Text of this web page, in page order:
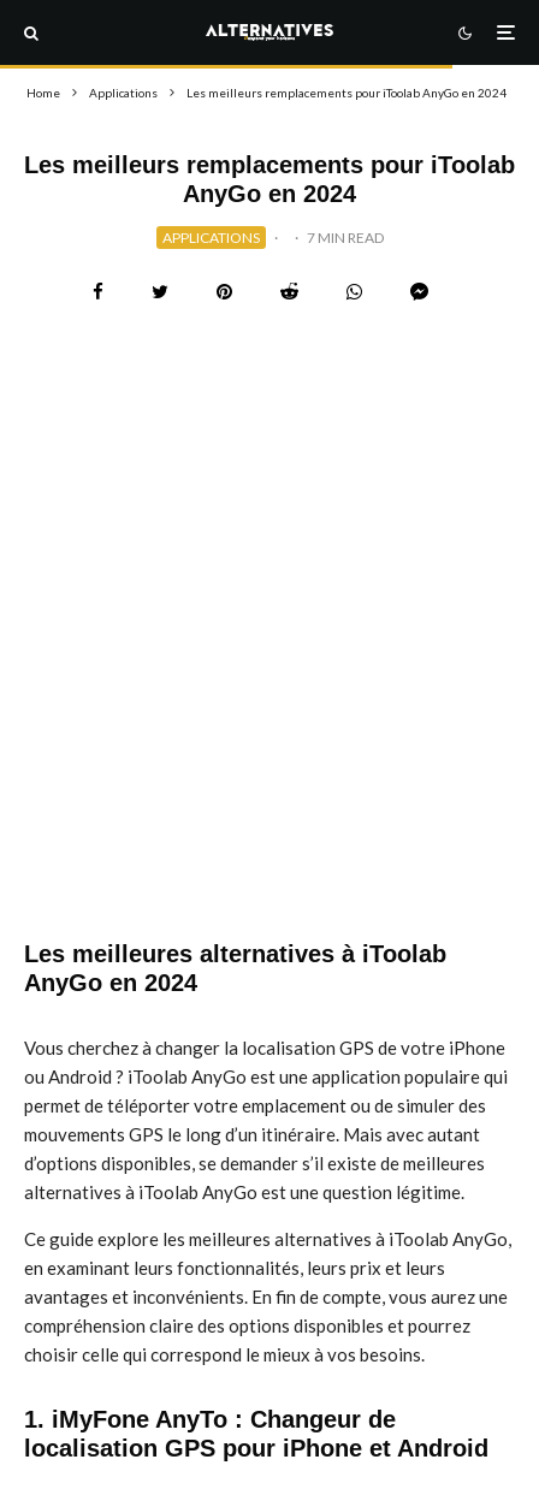
Home Applications Les meilleurs remplacements pour iToolab AnyGo en 2024
Les meilleurs remplacements pour iToolab
AnyGo en 2024
APPLICATIONS · · 7 MIN READ
Les meilleures alternatives à iToolab
AnyGo en 2024
Vous cherchez à changer la localisation GPS de votre iPhone
ou Android ? iToolab AnyGo est une application populaire qui
permet de téléporter votre emplacement ou de simuler des
mouvements GPS le long d’un itinéraire. Mais avec autant
d’options disponibles, se demander s’il existe de meilleures
alternatives à iToolab AnyGo est une question légitime.
Ce guide explore les meilleures alternatives à iToolab AnyGo,
en examinant leurs fonctionnalités, leurs prix et leurs
avantages et inconvénients. En fin de compte, vous aurez une
compréhension claire des options disponibles et pourrez
choisir celle qui correspond le mieux à vos besoins.
1. iMyFone AnyTo : Changeur de
localisation GPS pour iPhone et Android